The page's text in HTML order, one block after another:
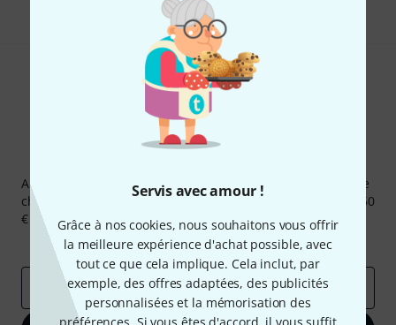
Servis avec amour !
Grâce à nos cookies, nous souhaitons vous offrir
la meilleure expérience d'achat possible, avec
tout ce que cela implique. Cela inclut, par
exemple, des offres adaptées, des publicités
personnalisées et la mémorisation des
Abonnez-vous à la newsletter Thomann et, avec un peu de
chance, gagnez l'un des 50 bons d'achat d'une valeur de 50
€ chacun!
Articles inspirants
Deals Aperçus Thomann
Adresse e-mail *